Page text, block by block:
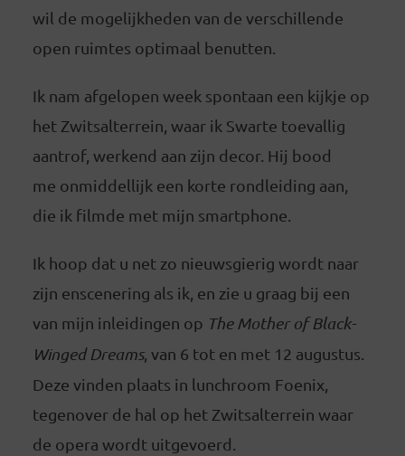
wil de mogelijkheden van de verschillende
open ruimtes optimaal benutten.
Ik nam afgelopen week spontaan een kijkje op
het Zwitsalterrein, waar ik Swarte toevallig
aantrof, werkend aan zijn decor. Hij bood
me onmiddellijk een korte rondleiding aan,
die ik filmde met mijn smartphone.
Ik hoop dat u net zo nieuwsgierig wordt naar
zijn enscenering als ik, en zie u graag bij een
van mijn inleidingen op The Mother of Black-
Winged Dreams, van 6 tot en met 12 augustus.
Deze vinden plaats in lunchroom Foenix,
tegenover de hal op het Zwitsalterrein waar
de opera wordt uitgevoerd.